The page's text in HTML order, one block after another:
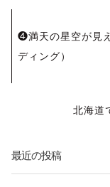
投
稿
ナ
ゲ
❹満天の星空が見
ディング）
北海道
最近の投稿